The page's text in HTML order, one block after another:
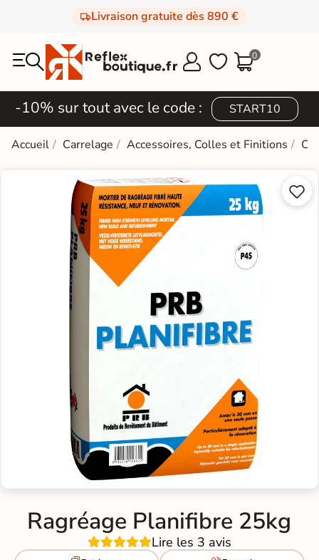
Livraison gratuite dès 890 €
  0
-10% sur tout avec le code : START10
Accueil Carrelage Accessoires, Colles et Finitions


Ragréage Planifibre 25kg
Lire les 3 avis